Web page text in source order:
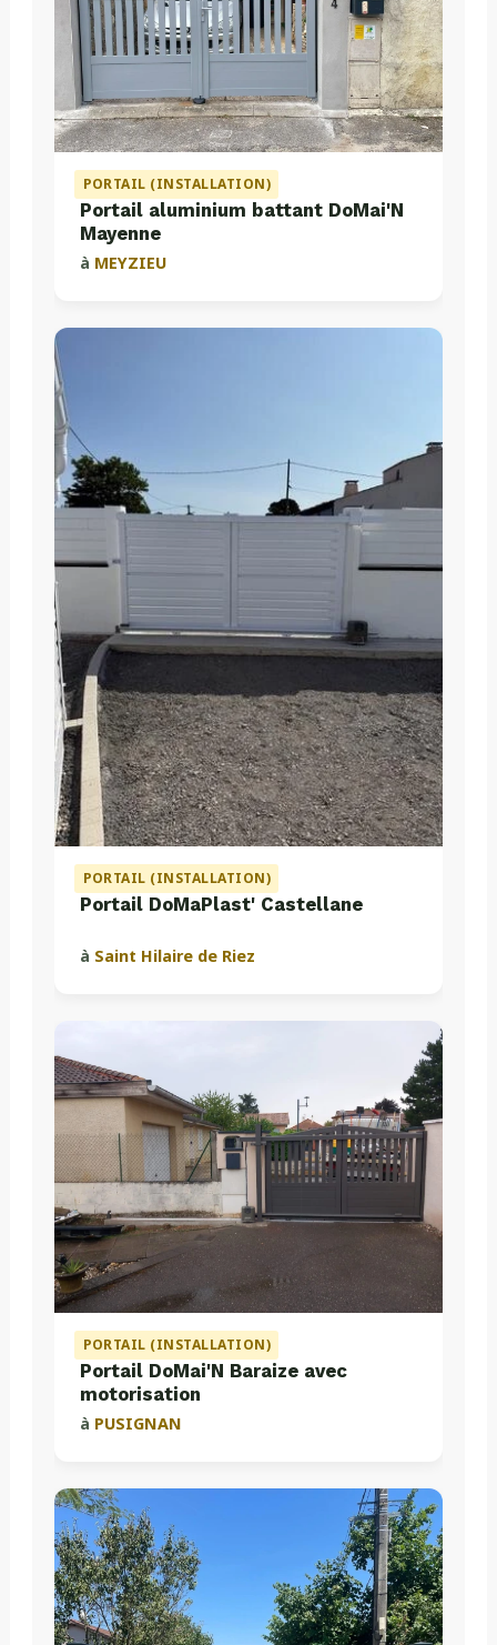
PORTAIL (INSTALLATION)
Portail aluminium battant DoMai'N
Mayenne
à MEYZIEU
PORTAIL (INSTALLATION)
Portail DoMaPlast' Castellane
à Saint Hilaire de Riez
PORTAIL (INSTALLATION)
Portail DoMai'N Baraize avec
motorisation
à PUSIGNAN